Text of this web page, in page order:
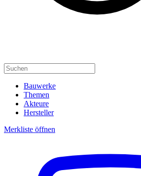
Bauwerke
Themen
Akteure
Hersteller
Merkliste öffnen